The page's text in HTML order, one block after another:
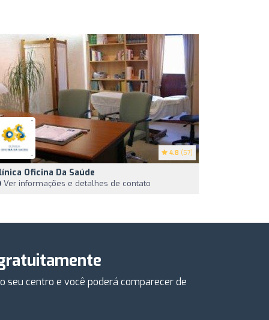
4.8 (57)
Oficina Da Saúde
Ver informações e detalhes de contato
seu centro e você poderá comparecer de